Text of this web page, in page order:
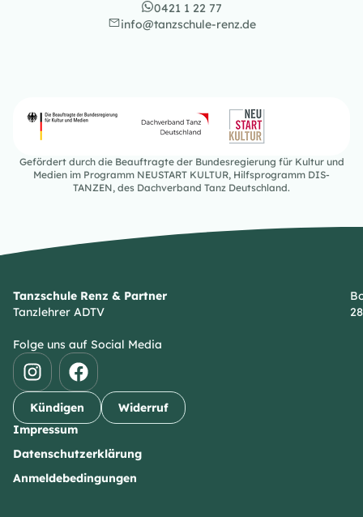
0421 1 22 77
info@tanzschule-renz.de
Gefördert durch die Beauftragte der Bundesregierung für Kultur und
Medien im Programm NEUSTART KULTUR, Hilfsprogramm DIS-
TANZEN, des Dachverband Tanz Deutschland.
Tanzschule Renz & Partner
Tanzlehrer ADTV
Folge uns auf Social Media
Kündigen
Widerruf
Impressum
Datenschutzerklärung
Anmeldebedingungen